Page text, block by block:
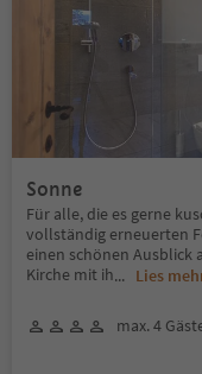
Sonne
Für alle, die es gerne
vollständig erneuerten
einen schönen Ausblick
Kirche mit ih... Lies
max. 4